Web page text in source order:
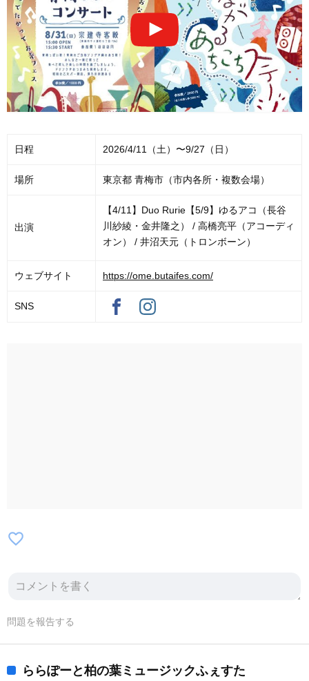
日程 2026/4/11（土）〜9/27（日）
場所 東京都 青梅市（市内各所・複数会場）
出演
【4/11】Duo Rurie【5/9】ゆるアコ（長谷
川紗綾・金井隆之） / 高橋亮平（アコーディ
オン） / 井沼天元（トロンボーン）
ウェブサイト https://ome.butaifes.com/
SNS
favorite_border
問題を報告する
ららぽーと柏の葉ミュージックふぇすた